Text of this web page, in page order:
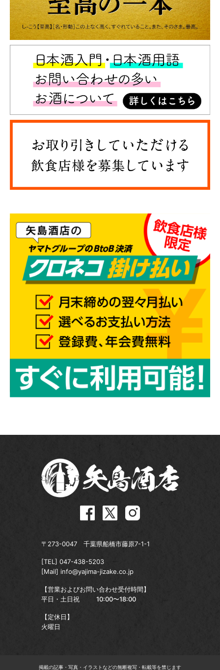
〒273-0047 千葉県船橋市藤原7-1-1
[TEL] 047-438-5203
[Mail] info@yajima-jizake.co.jp
【営業およびお問い合わせ受付時間】
平日・土日祝
10:00〜18:00
【定休日】
火曜日
掲載の記事・写真・イラストなどの無断複写・転載等を禁じます